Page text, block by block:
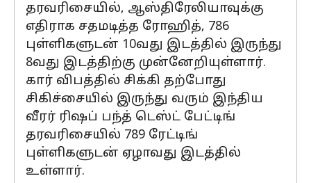
தரவரிசையில், ஆஸ்திரேலியாவுக்கு
எதிராக சதமடித்த ரோஹித், 786
புள்ளிகளுடன் 10வது இடத்தில் இருந்து
8வது இடத்திற்கு முன்னேறியுள்ளார்.
கார் விபத்தில் சிக்கி தற்போது
சிகிச்சையில் இருந்து வரும் இந்திய
வீரர் ரிஷப் பந்த் டெஸ்ட் பேட்டிங்
தரவரிசையில் 789 ரேட்டிங்
புள்ளிகளுடன் ஏழாவது இடத்தில்
உள்ளார்.